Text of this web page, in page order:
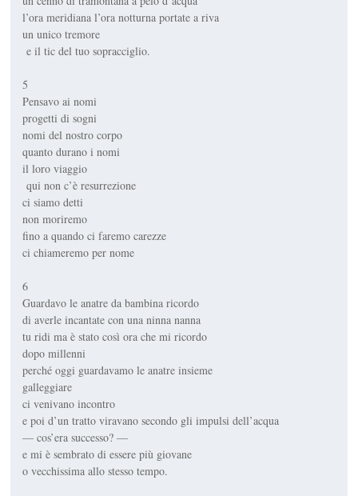
l’ora meridiana l’ora notturna portate a riva
un unico tremore
e il tic del tuo sopracciglio.
5
Pensavo ai nomi
progetti di sogni
nomi del nostro corpo
quanto durano i nomi
il loro viaggio
qui non c’è resurrezione
ci siamo detti
non moriremo
fino a quando ci faremo carezze
ci chiameremo per nome
6
Guardavo le anatre da bambina ricordo
di averle incantate con una ninna nanna
tu ridi ma è stato così ora che mi ricordo
dopo millenni
perché oggi guardavamo le anatre insieme
galleggiare
ci venivano incontro
e poi d’un tratto viravano secondo gli impulsi dell’acqua
— cos’era successo? —
e mi è sembrato di essere più giovane
o vecchissima allo stesso tempo.